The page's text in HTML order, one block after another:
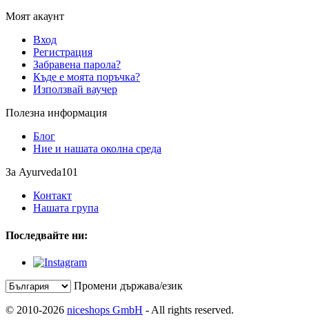
Моят акаунт
Вход
Регистрация
Забравена парола?
Къде е моята поръчка?
Използвай ваучер
Полезна информация
Блог
Ние и нашата околна среда
За Ayurveda101
Контакт
Нашата група
Последвайте ни:
Промени държава/език
© 2010-2026 niceshops GmbH - All rights reserved.